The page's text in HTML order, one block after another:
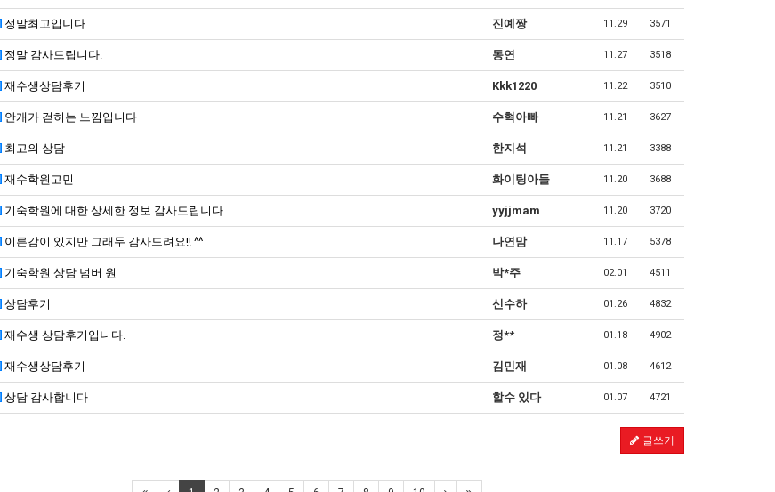
정말최고입니다 진예짱 11.29 3571
정말 감사드립니다. 동연 11.27 3518
재수생상담후기 Kkk1220 11.22 3510
안개가 걷히는 느낌입니다 수혁아빠 11.21 3627
최고의 상담 한지석 11.21 3388
재수학원고민 화이팅아들 11.20 3688
기숙학원에 대한 상세한 정보 감사드립니다 yyjjmam 11.20 3720
이른감이 있지만 그래두 감사드려요!! ^^ 나연맘 11.17 5378
기숙학원 상담 넘버 원 박*주 02.01 4511
상담후기 신수하 01.26 4832
재수생 상담후기입니다. 정** 01.18 4902
재수생상담후기 김민재 01.08 4612
상담 감사합니다 할수 있다 01.07 4721
글쓰기